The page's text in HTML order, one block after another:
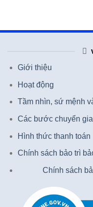
Giới thiệu
Hoạt động
Tầm nhìn, sứ mệnh
Các bước chuyển
Hình thức thanh toán
Chính sách bảo trì
Chính sách